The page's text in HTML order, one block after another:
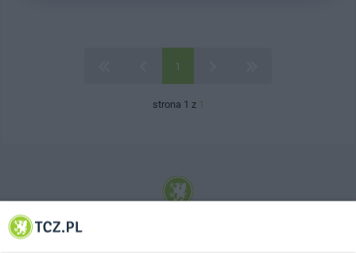
1
strona 1 z 1
© 2001-2026 Tczew - TCZ.PL Sp. z o.o. Internetowy Serwis Informacyjny Miasta